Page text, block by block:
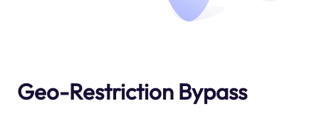
Geo-Restriction Bypass